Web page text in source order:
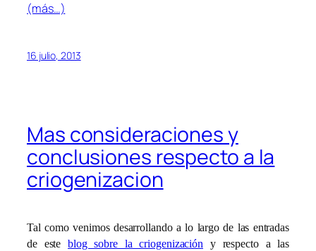
(más…)
16 julio, 2013
Mas consideraciones y
conclusiones respecto a la
criogenizacion
Tal como venimos desarrollando a lo largo de las entradas
de esteblog sobre la criogenización y respecto a las